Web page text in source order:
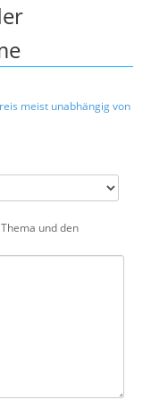
meist unabhängig von
und den